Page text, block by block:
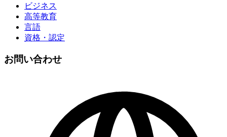
ビジネス
高等教育
言語
資格・認定
お問い合わせ